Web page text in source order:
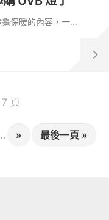
保暖的內容，一...
頁
» 最後一頁 »